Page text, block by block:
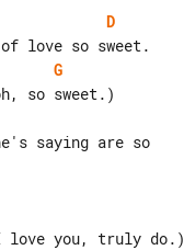
D
G
love you, truly do.)